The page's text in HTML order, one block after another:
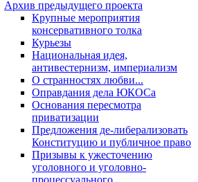
Архив предыдущего проекта
Крупные мероприятия
консервативного толка
Курьезы
Национальная идея,
антивестернизм, империализм
О странностях любви...
Оправдания дела ЮКОСа
Основания пересмотра
приватизации
Предложения де-либерализовать
Конституцию и публичное право
Призывы к ужесточению
уголовного и уголовно-
процессуального